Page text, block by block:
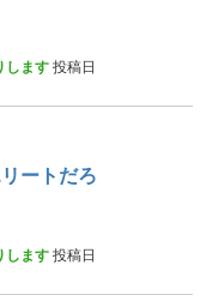
します 投稿日
ートだろ
します 投稿日